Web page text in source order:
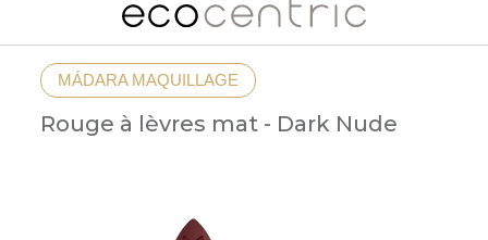
MÁDARA MAQUILLAGE
Rouge à lèvres mat - Dark Nude